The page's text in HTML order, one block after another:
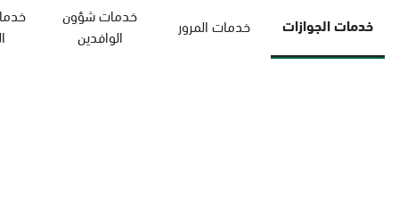
خدمات الجوازات خدمات المرور
خدمات شؤون
الوافدين